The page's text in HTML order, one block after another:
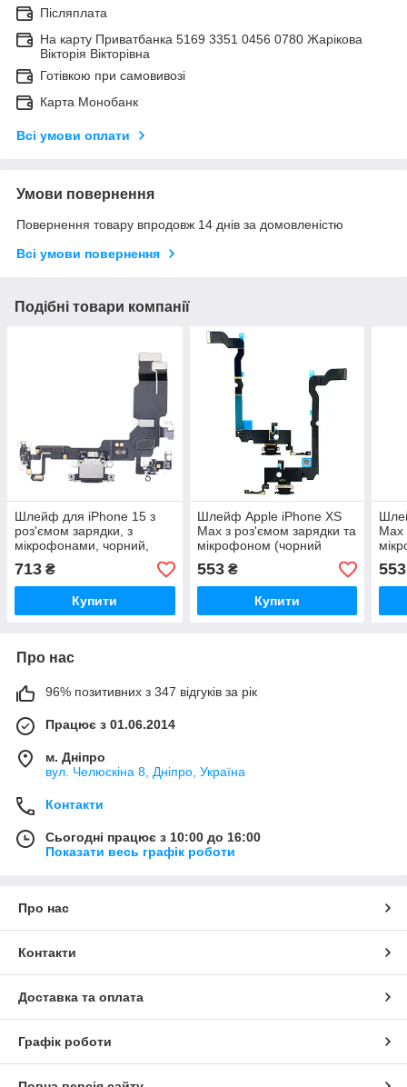
Післяплата
На карту Приватбанка 5169 3351 0456 0780 Жарікова
Вікторія Вікторівна
Готівкою при самовивозі
Карта Монобанк
Всі умови оплати
Умови повернення
Повернення товару впродовж 14 днів за домовленістю
Всі умови повернення
Подібні товари компанії
Шлейф для iPhone 15 з
роз'ємом зарядки, з
мікрофонами, чорний,
оригінал PRC
713 ₴
Купити
Шлейф Apple iPhone XS
Max з роз'ємом зарядки та
мікрофоном (чорний
оригінал Китай)
553₴
Купити
Max
553
Про нас
96% позитивних з 347 відгуків за рік
Працює з 01.06.2014
м. Дніпро
вул. Челюскіна 8, Дніпро, Україна
Контакти
Сьогодні працює з 10:00 до 16:00
Показати весь графік роботи
Про нас
Контакти
Доставка та оплата
Графік роботи